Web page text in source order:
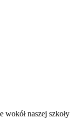
wokół naszej szkoły